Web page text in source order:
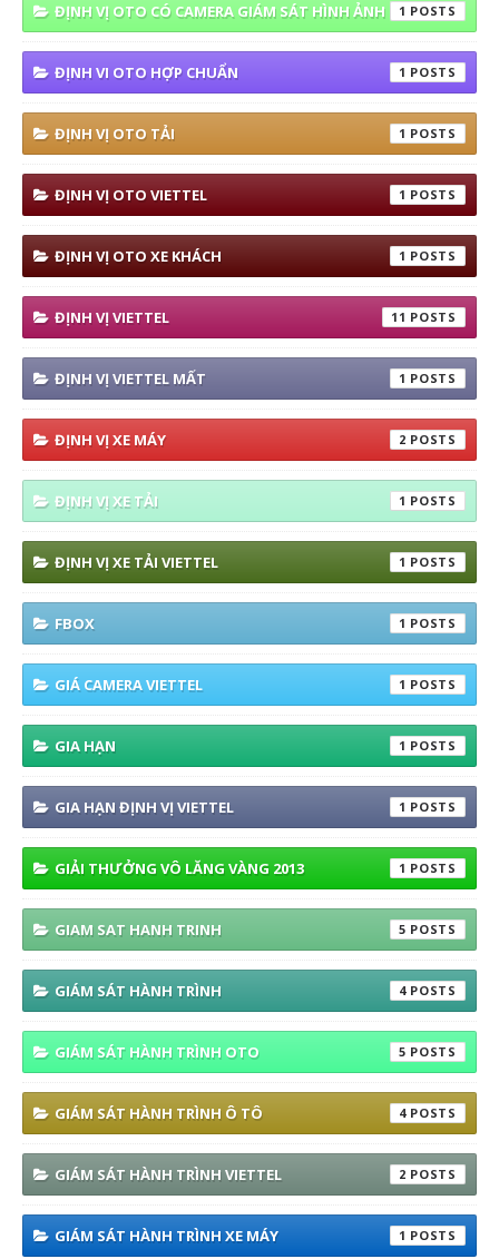
ĐỊNH VỊ OTO CÓ CAMERA GIÁM SÁT HÌNH ẢNH 1
ĐỊNH VI OTO HỢP CHUẨN 1
ĐỊNH VỊ OTO TẢI 1
ĐỊNH VỊ OTO VIETTEL 1
ĐỊNH VỊ OTO XE KHÁCH 1
ĐỊNH VỊ VIETTEL 11
ĐỊNH VỊ VIETTEL MẤT 1
ĐỊNH VỊ XE MÁY 2
ĐỊNH VỊ XE TẢI 1
ĐỊNH VỊ XE TẢI VIETTEL 1
FBOX 1
GIÁ CAMERA VIETTEL 1
GIA HẠN 1
GIA HẠN ĐỊNH VỊ VIETTEL 1
GIẢI THƯỞNG VÔ LĂNG VÀNG 2013 1
GIAM SAT HANH TRINH 5
GIÁM SÁT HÀNH TRÌNH 4
GIÁM SÁT HÀNH TRÌNH OTO 5
GIÁM SÁT HÀNH TRÌNH Ô TÔ 4
GIÁM SÁT HÀNH TRÌNH VIETTEL 2
GIÁM SÁT HÀNH TRÌNH XE MÁY 1